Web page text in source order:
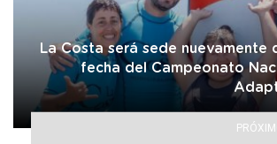
La Costa será sede nuevamente
fecha del Campeonato